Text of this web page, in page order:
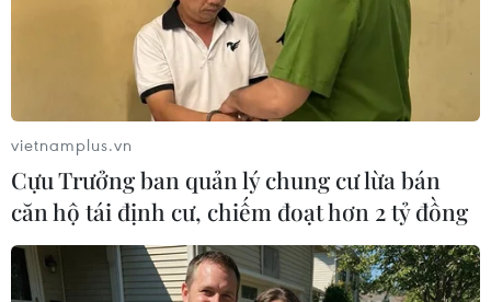
#lãi suất ngân hàng
#Lãi suất tiền gửi
#Lãi suất huy động
Theo dõi VietnamPlus
vietnamplus.vn
Cựu Trưởng ban quản lý chung cư lừa bán
căn hộ tái định cư, chiếm đoạt hơn 2 tỷ đồng